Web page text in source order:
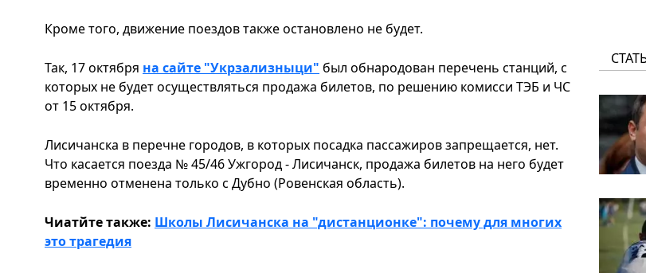
Кроме того, движение поездов также остановлено не будет.
Так, 17 октября на сайте "Укрзализныци" был обнародован перечень станций, с
которых не будет осуществляться продажа билетов, по решению комисси ТЭБ и ЧС
от 15 октября.
Лисичанска в перечне городов, в которых посадка пассажиров запрещается, нет.
Что касается поезда № 45/46 Ужгород - Лисичанск, продажа билетов на него будет
временно отменена только с Дубно (Ровенская область).
Чиатйте также: Школы Лисичанска на "дистанционке": почему для многих
это трагедия